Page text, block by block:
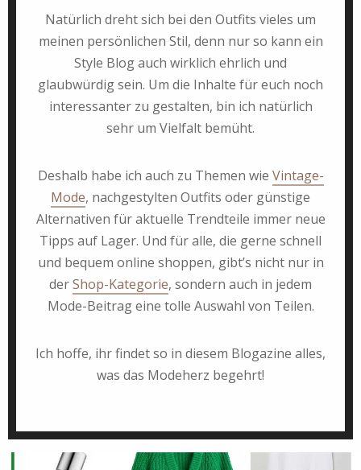
Natürlich dreht sich bei den Outfits vieles um
meinen persönlichen Stil, denn nur so kann ein
Style Blog auch wirklich ehrlich und
glaubwürdig sein. Um die Inhalte für euch noch
interessanter zu gestalten, bin ich natürlich
sehr um Vielfalt bemüht.
Deshalb habe ich auch zu Themen wie Vintage-
Mode, nachgestylten Outfits oder günstige
Alternativen für aktuelle Trendteile immer neue
Tipps auf Lager. Und für alle, die gerne schnell
und bequem online shoppen, gibt’s nicht nur in
derShop-Kategorie, sondern auch in jedem
Mode-Beitrag eine tolle Auswahl von Teilen.
Ich hoffe, ihr findet so in diesem Blogazine alles,
was das Modeherz begehrt!